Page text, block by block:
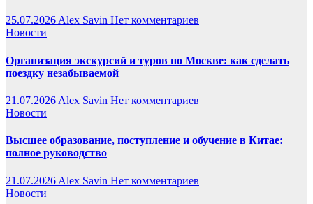
25.07.2026Alex Savin Нет комментариев
Новости
Организация экскурсий и туров по Москве: как сделать
поездку незабываемой
21.07.2026 Alex Savin Нет комментариев
Новости
Высшее образование, поступление и обучение в Китае:
полное руководство
21.07.2026 Alex Savin Нет комментариев
Новости